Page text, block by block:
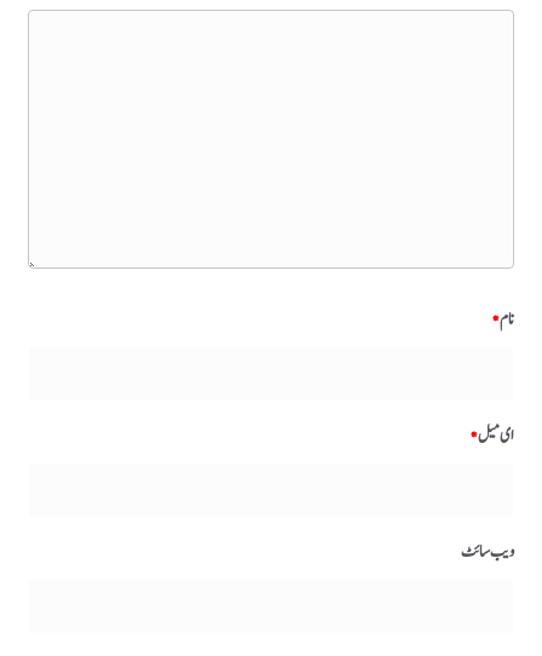
نام*
ای میل*
ویب‌ سائٹ